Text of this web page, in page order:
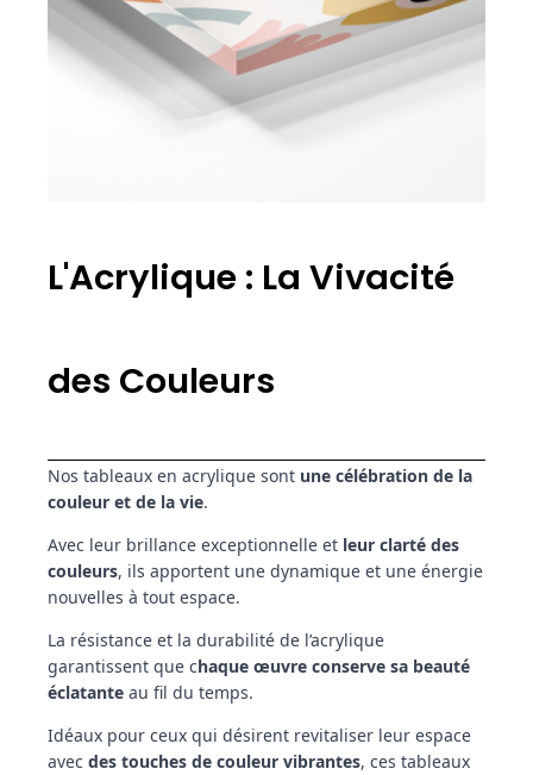
L'Acrylique : La Vivacité
des Couleurs
Nos tableaux en acrylique sont une célébration de la
couleur et de la vie.
Avec leur brillance exceptionnelle et leur clarté des
couleurs, ils apportent une dynamique et une énergie
nouvelles à tout espace.
La résistance et la durabilité de l’acrylique
garantissent que chaque œuvre conserve sa beauté
éclatante au fil du temps.
Idéaux pour ceux qui désirent revitaliser leur espace
avec des touches de couleur vibrantes, ces tableaux